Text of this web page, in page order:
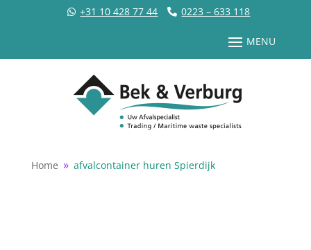
+31 10 428 77 44 0223 – 633 118
Home 9 afvalcontainer huren Spierdijk